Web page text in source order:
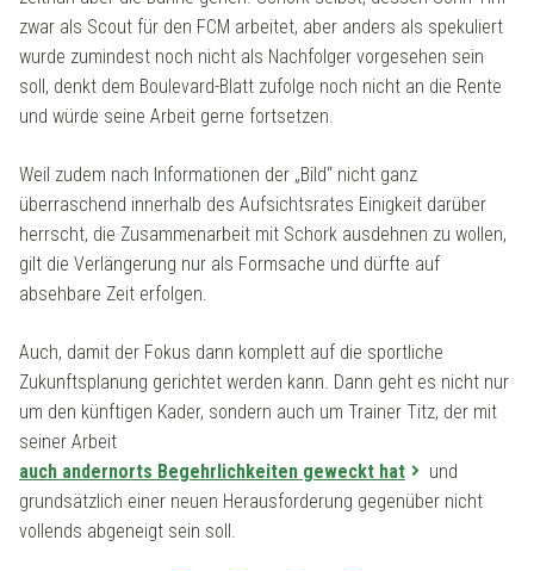
zwar als Scout für den FCM arbeitet, aber anders als spekuliert
wurde zumindest noch nicht als Nachfolger vorgesehen sein
soll, denkt dem Boulevard-Blatt zufolge noch nicht an die Rente
und würde seine Arbeit gerne fortsetzen.
Weil zudem nach Informationen der „Bild“ nicht ganz
überraschend innerhalb des Aufsichtsrates Einigkeit darüber
herrscht, die Zusammenarbeit mit Schork ausdehnen zu wollen,
gilt die Verlängerung nur als Formsache und dürfte auf
absehbare Zeit erfolgen.
Auch, damit der Fokus dann komplett auf die sportliche
Zukunftsplanung gerichtet werden kann. Dann geht es nicht nur
um den künftigen Kader, sondern auch um Trainer Titz, der mit
seiner Arbeit
auch andernorts Begehrlichkeiten geweckt hat
und
grundsätzlich einer neuen Herausforderung gegenüber nicht
vollends abgeneigt sein soll.